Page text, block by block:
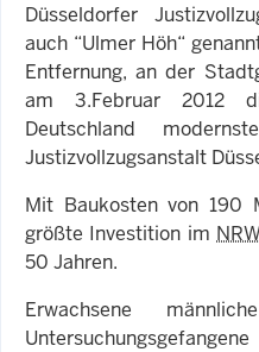
Düsseldorfer
auch “Ulmer Höh“
Entfernung, an der
am 3.Februar 2012
Deutschland
Justizvollzugsanstalt
Mit Baukosten von 190
größte Investition im
50 Jahren.
Erwachsene